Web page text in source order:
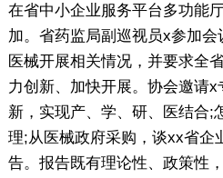
在省中小企业服务平台多功能
加。省药监局副巡视员x参加
医械开展相关情况，并要求全
力创新、加快开展。协会邀请x
新，实现产、学、研、医结合;
理;从医械政府采购，谈xx省企
告。报告既有理论性、政策性